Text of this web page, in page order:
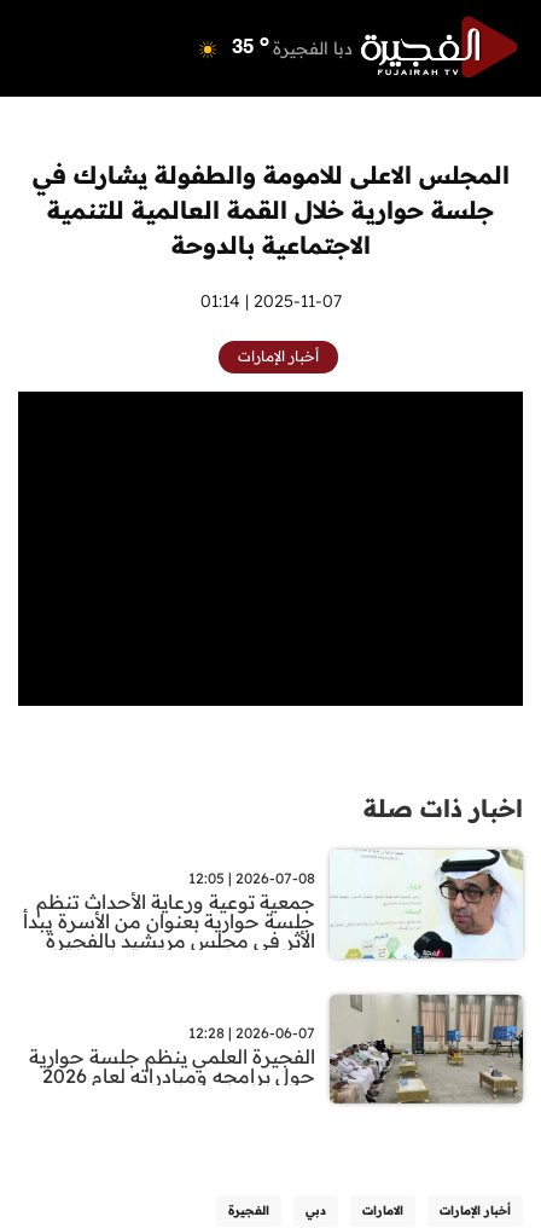
دبا الفجيرة 35 o
أم القيوين 39 o
راس الخيمةo
الفجيرة 34 o
المجلس الاعلى للامومة والطفولة يشارك في
جلسة حوارية خلال القمة العالمية للتنمية
الاجتماعية بالدوحة
2025-11-07 | 01:14
أخبار الإمارات
اخبار ذات صلة
2026-07-08 | 12:05
جمعية توعية ورعاية الأحداث تنظم
جلسة حوارية بعنوان من الأسرة يبدأ
الأثر في مجلس مريشيد بالفجيرة
2026-06-07 | 12:28
الفجيرة العلمي ينظم جلسة حوارية
حول برامجه ومبادراته لعام 2026
أخبار الإمارات الامارات دبي الفجيرة